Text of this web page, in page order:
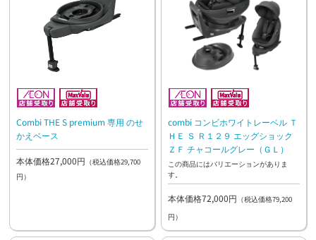
Combi THE S premium 専用 のせ
かえベース
本体価格27,000円 （税込価格29,700
円）
combi コンビホワイトレーベル Ｔ
ＨＥ Ｓ Ｒ１２９ エッグショック
ＺＦ チャコールグレー（ＧＬ）
この商品にはバリエーションがありま
す。
本体価格72,000円 （税込価格79,200
円）